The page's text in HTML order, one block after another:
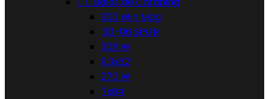
300 Win Mag
.30-06 SPGR
308 W
9,3x62
270 W
7x64